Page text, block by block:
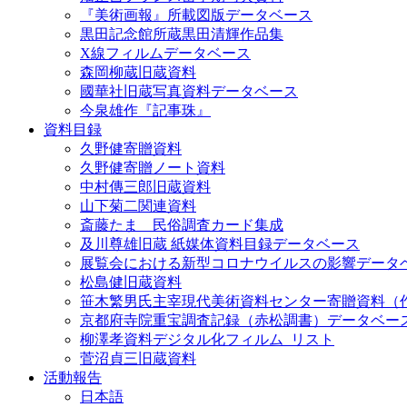
『美術画報』所載図版データベース
黒田記念館所蔵黒田清輝作品集
X線フィルムデータベース
森岡柳蔵旧蔵資料
國華社旧蔵写真資料データベース
今泉雄作『記事珠』
資料目録
久野健寄贈資料
久野健寄贈ノート資料
中村傳三郎旧蔵資料
山下菊二関連資料
斎藤たま 民俗調査カード集成
及川尊雄旧蔵 紙媒体資料目録データベース
展覧会における新型コロナウイルスの影響データ
松島健旧蔵資料
笹木繁男氏主宰現代美術資料センター寄贈資料（
京都府寺院重宝調査記録（赤松調書）データベー
柳澤孝資料デジタル化フィルム_リスト
菅沼貞三旧蔵資料
活動報告
日本語